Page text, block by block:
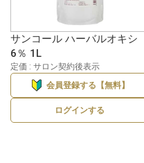
サンコール ハーバルオキシ
6％ 1L
定価 : サロン契約後表示
会員登録する【無料】
ログインする